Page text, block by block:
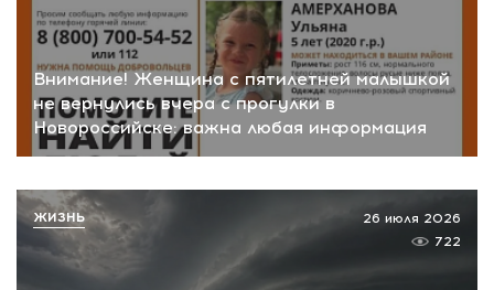
Внимание! Женщина с пятилетней малышкой
не вернулись вчера с прогулки в
Новороссийске: важна любая информация
26 июля 2026
722
ЖИЗНЬ